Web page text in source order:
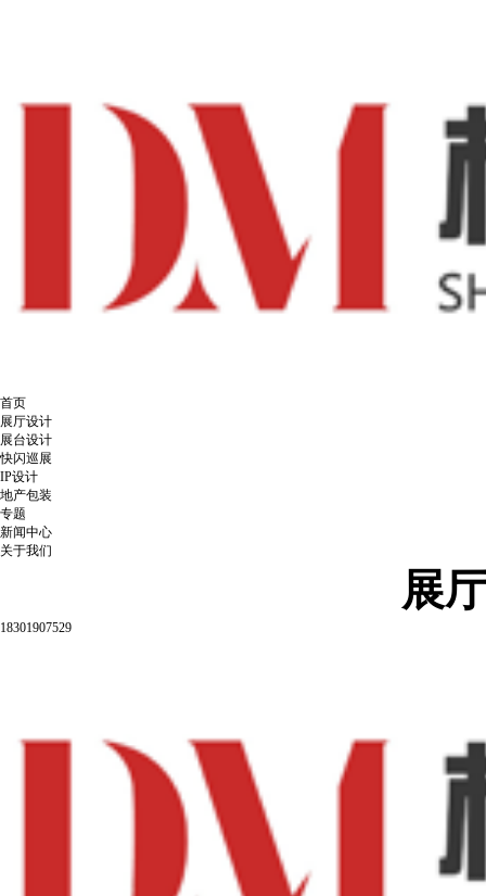
首页
展厅设计
展台设计
快闪巡展
IP设计
地产包装
专题
新闻中心
关于我们
展
18301907529